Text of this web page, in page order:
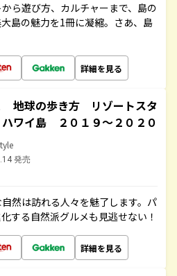
ら遊び方、カルチャーまで、島の
島の魅力を1冊に凝縮。さあ、島
詳細を見る
地球の歩き方 リゾートスタ
ワイ島 ２０１９～２０２０
発売
然は訪れる人々を魅了します。パ
する自然派グルメも見逃せない！
詳細を見る